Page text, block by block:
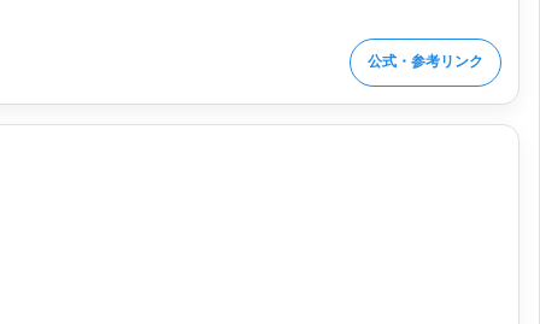
公式・参考リンク